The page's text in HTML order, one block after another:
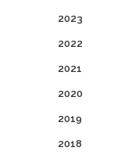
2023
2022
2021
2020
2019
2018